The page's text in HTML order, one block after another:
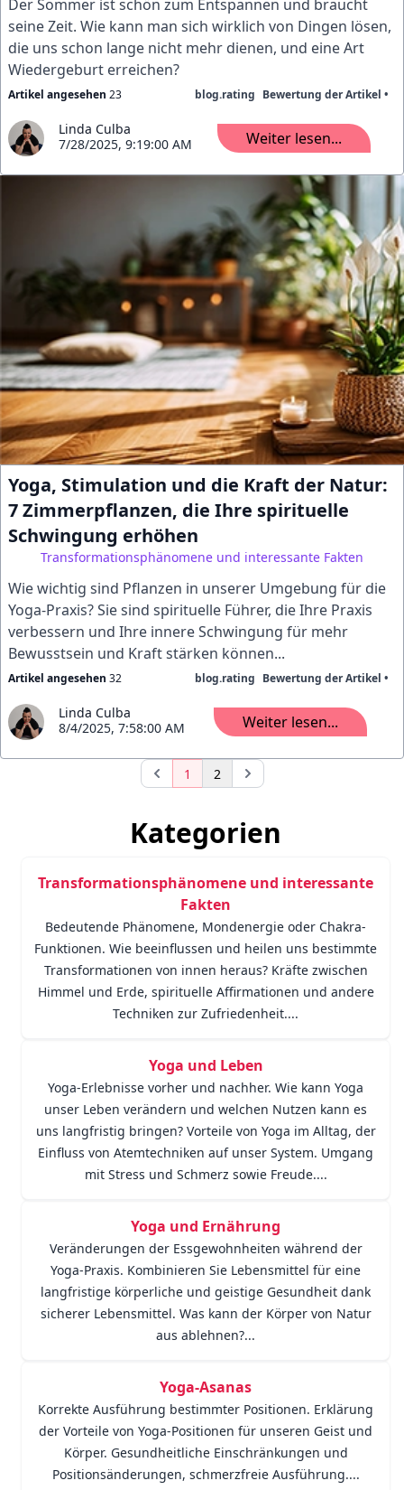
Der Sommer ist schön zum Entspannen und braucht
seine Zeit. Wie kann man sich wirklich von Dingen lösen,
die uns schon lange nicht mehr dienen, und eine Art
Wiedergeburt erreichen?
Artikel angesehen 23 blog.rating Bewertung der Artikel •
Linda Culba
7/28/2025, 9:19:00 AM
Weiter lesen...
Yoga, Stimulation und die Kraft der Natur:
7 Zimmerpflanzen, die Ihre spirituelle
Schwingung erhöhen
Transformationsphänomene und interessante Fakten
Wie wichtig sind Pflanzen in unserer Umgebung für die
Yoga-Praxis? Sie sind spirituelle Führer, die Ihre Praxis
verbessern und Ihre innere Schwingung für mehr
Bewusstsein und Kraft stärken können...
Artikel angesehen 32 blog.rating Bewertung der Artikel •
Linda Culba
8/4/2025, 7:58:00 AM
Weiter lesen...
1 2
Kategorien
Transformationsphänomene und interessante
Fakten
Bedeutende Phänomene, Mondenergie oder Chakra-
Funktionen. Wie beeinflussen und heilen uns bestimmte
Transformationen von innen heraus? Kräfte zwischen
Himmel und Erde, spirituelle Affirmationen und andere
Techniken zur Zufriedenheit....
Yoga und Leben
Yoga-Erlebnisse vorher und nachher. Wie kann Yoga
unser Leben verändern und welchen Nutzen kann es
uns langfristig bringen? Vorteile von Yoga im Alltag, der
Einfluss von Atemtechniken auf unser System. Umgang
mit Stress und Schmerz sowie Freude....
Yoga und Ernährung
Veränderungen der Essgewohnheiten während der
Yoga-Praxis. Kombinieren Sie Lebensmittel für eine
langfristige körperliche und geistige Gesundheit dank
sicherer Lebensmittel. Was kann der Körper von Natur
aus ablehnen?...
Yoga-Asanas
Korrekte Ausführung bestimmter Positionen. Erklärung
der Vorteile von Yoga-Positionen für unseren Geist und
Körper. Gesundheitliche Einschränkungen und
Positionsänderungen, schmerzfreie Ausführung....